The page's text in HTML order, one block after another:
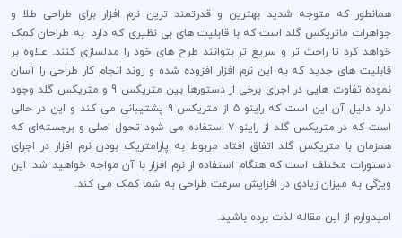
همانطور که متوجه شدید بهترین و قدرتمند ترین نرم افزار برای طراحی طلا و
جواهرات ماتریکس گلد است که با قابلیت های بی نظیری که دارد به طراحان کمک
خواهد کرد تا راحت تر و سریع تر بتوانند طرح های خود را مدلسازی کنند. علاوه بر
قابلیت های جدید که به این نرم افزار افزوده شده و روند انجام کار طراحی را آسان
نموده تفاوت هایی در اجرای برخی از دستورها بین متریکس 9 و متریکس گلد وجود
دارد دلیل آن این است که راینو ۵ از متریکس ۹ پشتیبانی می کند و این در حالی
است که در متریکس گلد از راینو ۷ استفاده می شود تحول اصلی و برجسته‌ای که
همزمان با متریکس گلد اتفاق افتاد مربوط به پارامتریک بودن نرم افزار در اجرای
دستورات مختلف است که هنگام استفاده از نرم افزار با آن مواجه خواهید شد. این
ویژگی به میزان زیادی در افزایش سرعت طراحی به شما کمک می کند.
امیدوارم از این مقاله لذت برده باشید.